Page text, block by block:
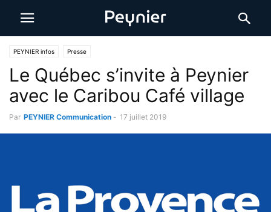
PEYNIER infos Presse
Le Québec s’invite à Peynier
avec le Caribou Café village
Par PEYNIER Communication - 17 juillet 2019